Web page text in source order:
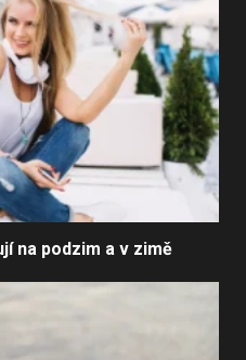
na podzim a v zimě